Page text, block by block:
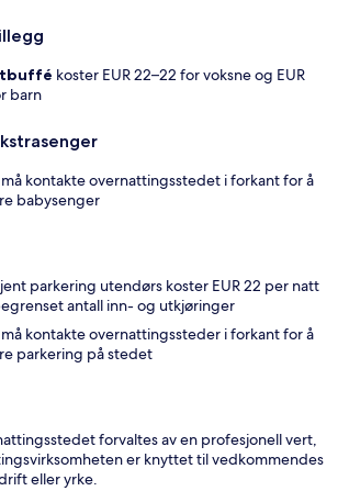
koster EUR 22–22 for voksne og EUR
barn
kontakte overnattingsstedet i forkant for å
babysenger
parkering utendørs koster EUR 22 per natt
antall inn- og utkjøringer
kontakte overnattingssteder i forkant for å
parkering på stedet
forvaltes av en profesjonell vert,
er knyttet til vedkommendes
eller yrke.